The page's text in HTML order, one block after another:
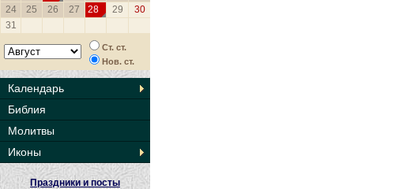
24
25 26 27 28 29
30
31
Ст. ст.
Нов. ст.
Календарь
Библия
Молитвы
Иконы
Праздники и посты